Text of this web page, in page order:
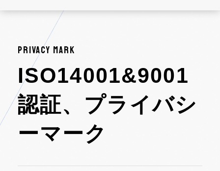
PRIVACY MARK
ISO14001&9001
認証、プライバシ
ーマーク